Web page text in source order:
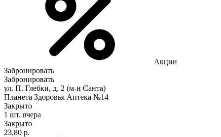
Акции
Забронировать
Забронировать
ул. П. Глебки, д. 2 (м-н Санта)
Планета Здоровья Аптека №14
Закрыто
1 шт. вчера
Закрыто
23,80 р.